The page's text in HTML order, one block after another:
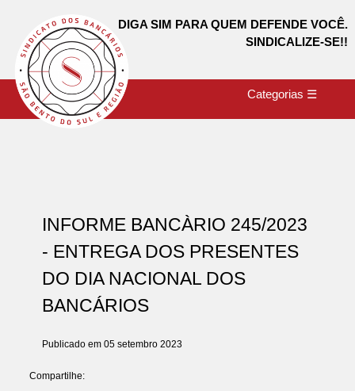
DIGA SIM PARA QUEM DEFENDE VOCÊ.
SINDICALIZE-SE!!
Categorias ☰
INFORME BANCÀRIO 245/2023
- ENTREGA DOS PRESENTES
DO DIA NACIONAL DOS
BANCÁRIOS
Publicado em 05 setembro 2023
Compartilhe: